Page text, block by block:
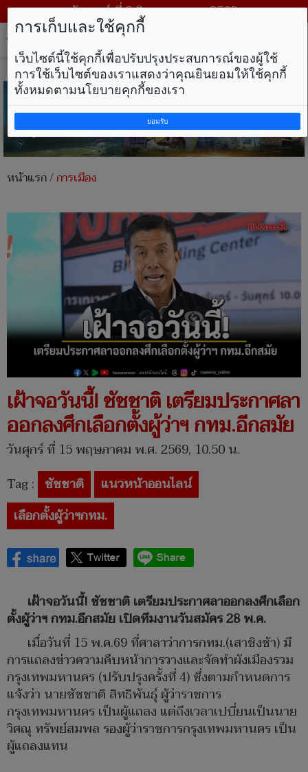
วันเสาร์ ที่ 8 สิงหาคม พ.ศ. 2569
หน้าแรก/การเมือง
เฝ้าจอวันนี้! ชัชชาติ เตรียมประกาศลา
ออกลงศึกเลือกตั้งผู้ว่าฯ กทม.อีกสมัย
วันศุกร์ ที่ 15 พฤษภาคม พ.ศ. 2569, 10.50 น.
Tag : ชัชชาติ
แนวหน้าออนไลน์
เลือกตั้งผู้ว่าฯกทม.
เฝ้าจอวันนี้! ชัชชาติ เตรียมประกาศลาออกลงศึกเลือก
ตั้งผู้ว่าฯ กทม.อีกสมัย เปิดทีมงานวันสมัคร 28 พ.ค.
เมื่อวันที่ 15 พ.ค.69 ที่ศาลาว่าการกทม.(เสาชิงช้า) มี
การแถลงข่าวความคืบหน้าการวางและจัดทำผังเมืองรวม
กรุงเทพมหานคร (ปรับปรุงครั้งที่ 4) ซึ่งตามกำหนดการ
แจ้งว่า นายชัชชาติ สิทธิพันธ์ุ ผู้ว่าราชการ
กรุงเทพมหานคร เป็นผู้แถลง แต่ถึงเวลาเปบี่ยนเป็นนาย
วิศณุ ทรัพย์สมพล รองผู้ว่าราชการกรุงเทพมหานคร เป็น
ผู้แถลงแทน
การเก็บและใช้คุกกี้
เว็บไซต์นี้ใช้คุกกี้เพื่อปรับปรุงประสบการณ์ของผู้ใช้
การใช้เว็บไซต์ของเราแสดงว่าคุณยินยอมให้ใช้คุกกี้
ทั้งหมดตามนโยบายคุกกี้ของเรา
ยอมรับ